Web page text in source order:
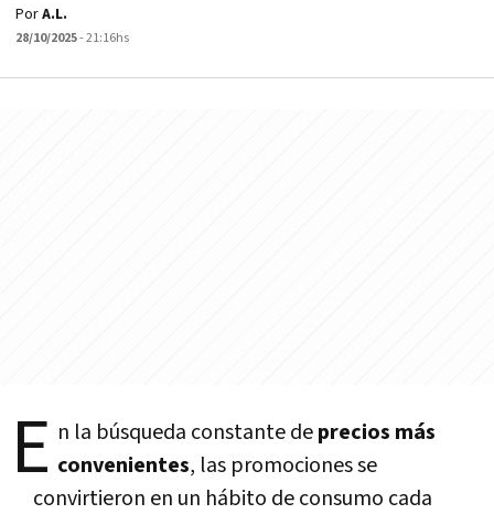
PorA.L.
28/10/2025- 21:16hs
E n la búsqueda constante deprecios más
convenientes, las promociones se
convirtieron en un hábito de consumo cada